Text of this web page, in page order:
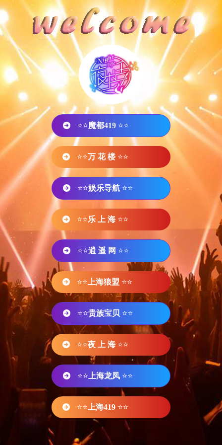
⭐⭐魔都419 ⭐⭐
⭐⭐万 花 楼 ⭐⭐
⭐⭐娱乐导航 ⭐⭐
⭐⭐乐 上 海 ⭐⭐
⭐⭐逍 遥 网 ⭐⭐
⭐⭐ 上海狼盟 ⭐⭐
⭐⭐贵族宝贝 ⭐⭐
⭐⭐夜 上 海 ⭐⭐
⭐⭐ 上海龙凤 ⭐⭐
⭐⭐ 上海419 ⭐⭐